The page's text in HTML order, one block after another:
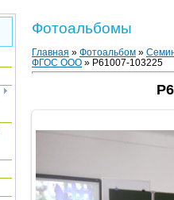
Фотоальбомы
Главная » Фотоальбом »
ФГОС ООО » P61007-103225